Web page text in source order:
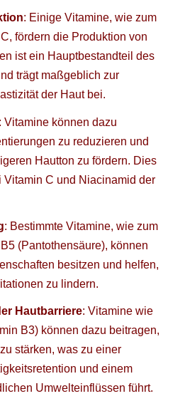
: Einige Vitamine, wie zum
fördern die Produktion von
ist ein Hauptbestandteil des
trägt maßgeblich zur
der Haut bei.
: Vitamine können dazu
zu reduzieren und
Hautton zu fördern. Dies
Vitamin C und Niacinamid der
: Bestimmte Vitamine, wie zum
(Pantothensäure), können
besitzen und helfen,
zu lindern.
Hautbarriere: Vitamine wie
B3) können dazu beitragen,
stärken, was zu einer
und einem
Umwelteinflüssen führt.